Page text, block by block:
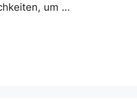
um …